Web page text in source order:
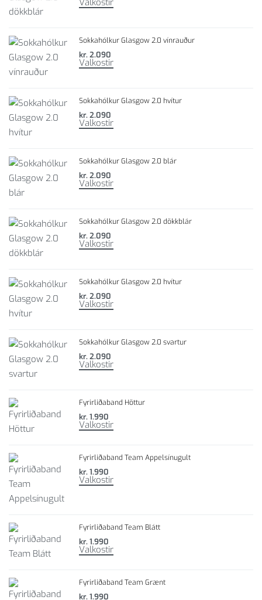
Valkostir
Sokkahólkur Glasgow 2.0 vínrauður
kr.2.090
Valkostir
Sokkahólkur Glasgow 2.0 hvítur
kr.2.090
Valkostir
Sokkahólkur Glasgow 2.0 blár
kr.2.090
Valkostir
Sokkahólkur Glasgow 2.0 dökkblár
kr.2.090
Valkostir
Sokkahólkur Glasgow 2.0 hvítur
kr.2.090
Valkostir
Sokkahólkur Glasgow 2.0 svartur
kr.2.090
Valkostir
Fyrirliðaband Höttur
kr.1.990
Valkostir
Fyrirliðaband Team Appelsínugult
kr.1.990
Valkostir
Fyrirliðaband Team Blátt
kr.1.990
Valkostir
Fyrirliðaband Team Grænt
kr.1.990